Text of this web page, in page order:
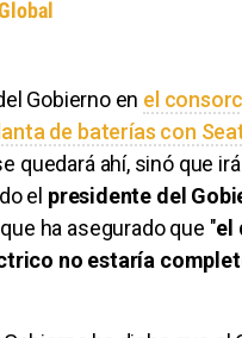
Gobierno en el
de baterías con
quedará ahí, sinó que
el presidente del
que ha asegurado que "el
no estaría